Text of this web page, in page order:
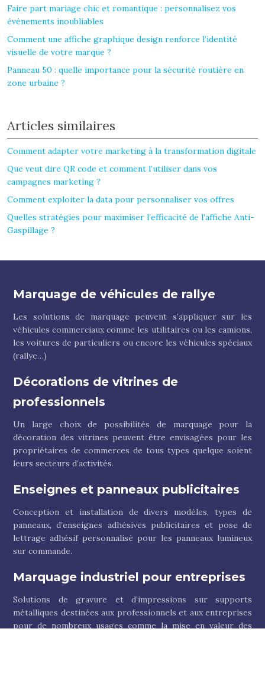
Faire part mariage chic et romantique : personnalisez vos
événements inoubliables
Comment une affiche graphique design renforce l’identité
visuelle de votre marque ?
Panneau 50 : quelle importance pour la sécurité routière en
zone urbaine ?
Articles similaires
Comment adapter votre marketing à la transformation digitale
Que veut dire QR code et comment l’utiliser dans vos
campagnes marketing ?
Comment exploiter la data pour personnaliser vos offres
Quelles stratégies pour maximiser l’efficacité de l’affiche Anti-
Gaspillage ?
Marquage de véhicules de rallye
Les solutions de marquage peuvent s’appliquer sur les
véhicules commerciaux comme les utilitaires ou les camions,
les voitures de particuliers ou encore les véhicules spéciaux
(rallye…)
Décorations de vitrines de
professionnels
Un large choix de possibilités de marquage pour la
décoration des vitrines peuvent être envisagées pour les
propriétaires de commerces de tous types quelque soient
leurs secteurs d’activités.
Enseignes et panneaux publicitaires
Conception et installation de divers modèles, types de
panneaux, d’enseignes adhésives publicitaires et pose de
lettrage adhésif personnalisé pour les panneaux lumineux
sur commande.
Marquage industriel pour entreprises
Solutions de gravure et d’impressions sur supports
métalliques destinées aux professionnels et aux entreprises
pour de nombreux usages comme la mise en valeur des